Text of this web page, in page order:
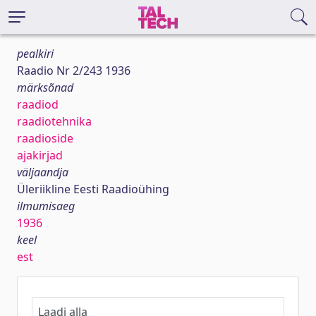
pealkiri
Raadio Nr 2/243 1936
märksõnad
raadiod
raadiotehnika
raadioside
ajakirjad
väljaandja
Üleriikline Eesti Raadioühing
ilmumisaeg
1936
keel
est
Laadi alla